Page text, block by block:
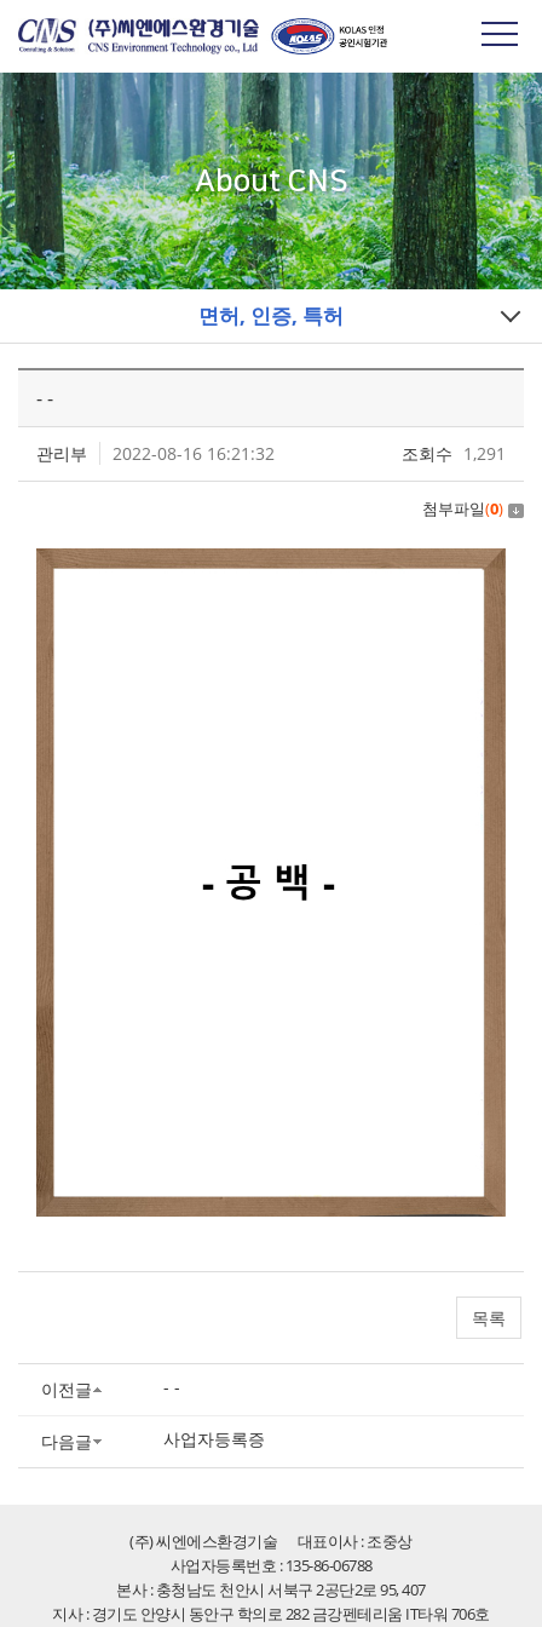
About CNS
면허, 인증, 특허
- -
관리부 2022-08-16 16:21:32 조회수 1,291
첨부파일(0)
목록
이전글 - -
다음글 사업자등록증
(주) 씨엔에스환경기술
대표이사 : 조중상
사업자등록번호 : 135-86-06788
본사 : 충청남도 천안시 서북구 2공단2로 95, 407
지사 : 경기도 안양시 동안구 학의로 282 금강펜테리움 IT타워 706호